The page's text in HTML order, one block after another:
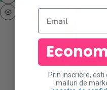
Email
Prin inscriere, esti
mailuri de